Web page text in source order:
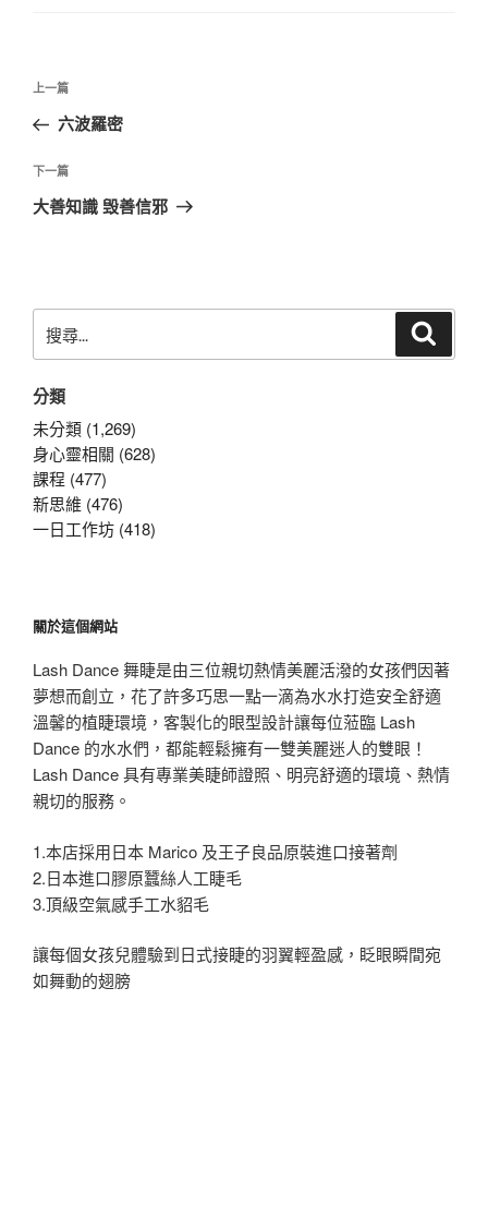
文
導
覽
上
一
文
章
上一篇
六波羅密
下
一
下一篇
大善知識 毁善信邪
尋
鍵
字:
分類
未分類 (1,269)
身心靈相關 (628)
課程 (477)
新思維 (476)
一日工作坊 (418)
關於這個網站
Lash Dance 舞睫是由三位親切熱情美麗活潑的女孩們因著
夢想而創立，花了許多巧思一點一滴為水水打造安全舒適
溫馨的植睫環境，客製化的眼型設計讓每位蒞臨 Lash
Dance 的水水們，都能輕鬆擁有一雙美麗迷人的雙眼！
Lash Dance 具有專業美睫師證照、明亮舒適的環境、熱情
親切的服務。
1.本店採用日本 Marico 及王子良品原裝進口接著劑
2.日本進口膠原蠶絲人工睫毛
3.頂級空氣感手工水貂毛
讓每個女孩兒體驗到日式接睫的羽翼輕盈感，眨眼瞬間宛
如舞動的翅膀